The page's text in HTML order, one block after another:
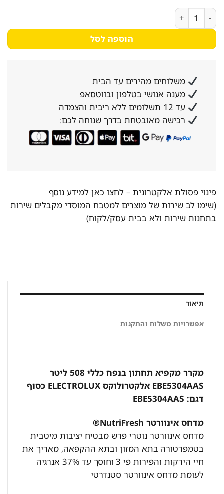
כמות של מקרר מקפיא תחתון אלקטרולוקס EBE5304AAS כסוף
הוספה לסל
משלוחים מהירים עד הבית
מענה אנושי בטלפון ובווטסאפ
עד 12 תשלומים ללא ריבית והצמדה
רכישה מאובטחת בדרך שנוחה לכם:
פינוי פסולת אלקטרונית –לחצו כאן למידע נוסף
(שימו לב שירות של מוצרים למטבח המוסדי מקבלים שירות
בתחנות שירות ולא בבית עסק/לקוח)
תיאור
אפשרויות משלוח והתקנות
מקרר מקפיא תחתון בנפח כללי 508 ליטר
EBE5304AAS אלקטרולוקס ELECTROLUX כסוף
דגם: EBE5304AAS
מדחס אינוורטר NutriFresh®
מדחס אינוורטר נוטרי פרש מבטיח יציבות מיטבית
בטמפרטורהבתא המזון ובתא ההקפאה, מאריך את
חיי הירקות והפירות פי 3
וחוסך עד 37% אנרגיה
לעומת מדחס אינוורטר סטנדרטי